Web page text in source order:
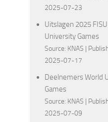
2025-07-23
Uitslagen 2025
University Games
Source: KNAS
2025-07-17
Deelnemers World
Games
Source: KNAS
2025-07-09